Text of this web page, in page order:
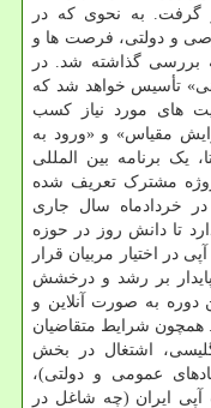
گرفت. به نحوی که در
و دولتی، فرصت ها و
بررسی گذاشته شد. در
تأسیس خواهد شد که
های مورد نیاز کسب
مقیاس» و «ورود به
یک برنامه بین المللی
مشترک تعریف شده
خردادماه سال جاری
تا دانش روز در حوزه
در اختیار مربیان قرار
پایدار بر رشد و درخشش
دوره به صورت آنلاین و
همچون شرایط متقاضیان
اشتغال در بخش
عمومی و دولتی)،
ایران (چه شاغل در